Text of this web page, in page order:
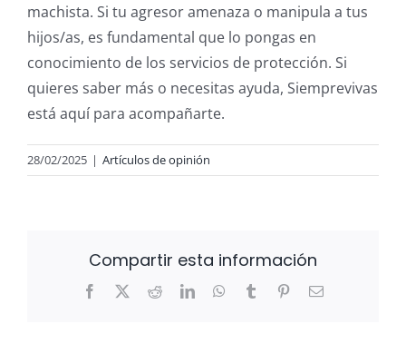
machista. Si tu agresor amenaza o manipula a tus
hijos/as, es fundamental que lo pongas en
conocimiento de los servicios de protección. Si
quieres saber más o necesitas ayuda, Siemprevivas
está aquí para acompañarte.
28/02/2025 | Artículos de opinión
Compartir esta información
Facebook RedditLinkedInWhatsApp
Tumblr PinterestCorreo